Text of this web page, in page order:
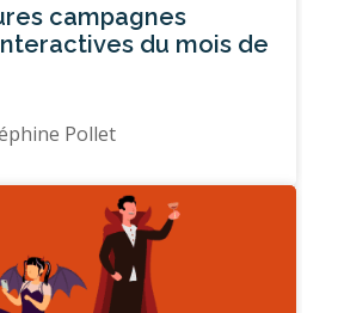
campagnes
du mois de
Pollet